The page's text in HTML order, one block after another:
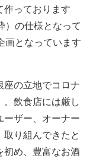
作っております
）の仕様となって
画となっています
座の立地でコロナ
飲食店には厳し
ーザー、オーナー
取り組んできたと
初め、豊富なお酒